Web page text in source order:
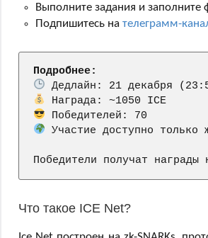
Выполните задания и заполните
Подпишитесь на телеграмм-
Подробнее:
Участие доступно
Победители получат
Что такое ICE Net?